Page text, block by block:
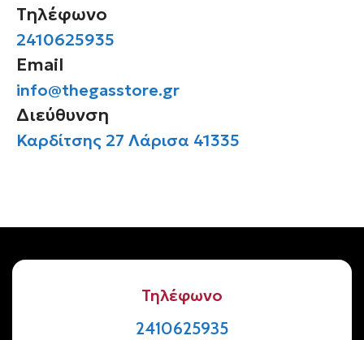
Τηλέφωνο
2410625935
Email
info@thegasstore.gr
Διεύθυνση
Καρδίτσης 27 Λάρισα 41335
Τηλέφωνο
2410625935